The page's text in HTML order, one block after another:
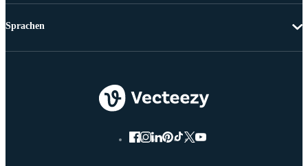
Sprachen